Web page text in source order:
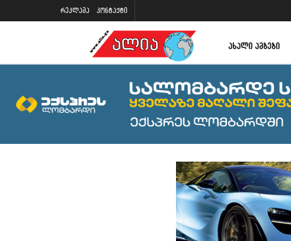
რეკლამა კონტაქტი
ᲐᲮᲐᲚᲘ ᲐᲛᲑᲔᲑᲘ